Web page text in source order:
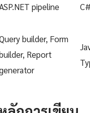
pipeline
builder, Form
Report